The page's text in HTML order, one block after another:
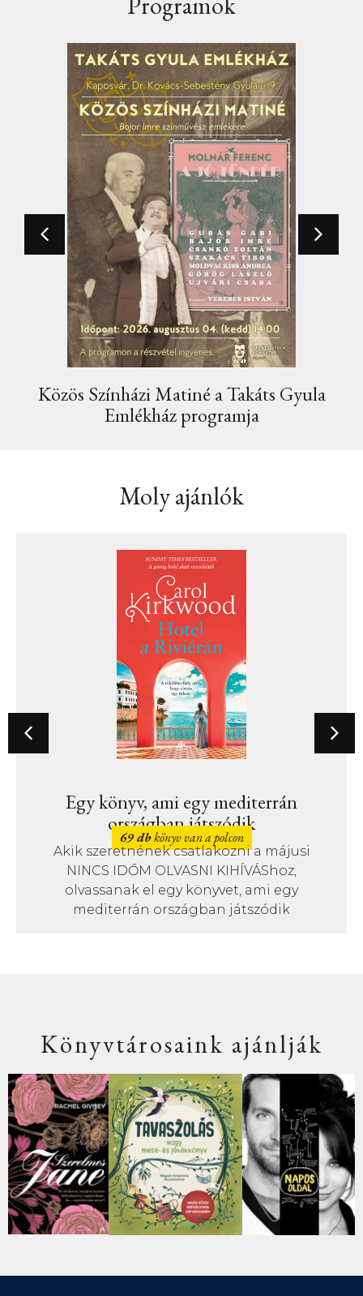
Közös Színházi Matiné a Takáts Gyula
Emlékház programja
Moly ajánlók
Egy könyv, ami egy mediterrán
országban játszódik
69 dbkönyv van a polcon
Akik szeretnének csatlakozni a májusi
NINCS IDŐM OLVASNI KIHÍVÁShoz,
olvassanak el egy könyvet, ami egy
mediterrán országban játszódik
Könyvtárosaink ajánlják